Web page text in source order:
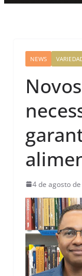
NEWS
4 de agosto de